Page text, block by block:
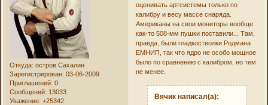
Откуда: остров Сахалин
Зарегистрирован: 03-06-2009
Приглашений: 0
Сообщений: 13033
Уважение: +25342
оценивать артсистемы только по
калибру и весу массе снаряда.
Американы на свои мониторы вообще
как-то 508-мм пушки поставили... Там,
правда, были гладкостволки Родмана
ЕМНИП, так что ядро не особо мощное
было по сравнению с калибром, но тем
не менее.
Вячик написал(а):